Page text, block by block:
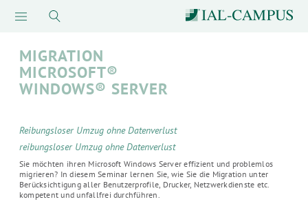
MIGRATION
MICROSOFT®
WINDOWS® SERVER
Reibungsloser Umzug ohne Datenverlust
reibungsloser Umzug ohne Datenverlust
Sie möchten ihren Microsoft Windows Server effizient und problemlos
migrieren? In diesem Seminar lernen Sie, wie Sie die Migration unter
Berücksichtigung aller Benutzerprofile, Drucker, Netzwerkdienste etc.
kompetent und unfallfrei durchführen.